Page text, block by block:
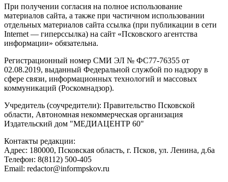
При получении согласия на полное использование
материалов сайта, а также при частичном использовании
отдельных материалов сайта ссылка (при публикации в сети
Internet — гиперссылка) на сайт «Псковского агентства
информации» обязательна.
Регистрационный номер СМИ ЭЛ № ФС77-76355 от
02.08.2019, выданный Федеральной службой по надзору в
сфере связи, информационных технологий и массовых
коммуникаций (Роскомнадзор).
Учредитель (соучредители): Правительство Псковской
области, Автономная некоммерческая организация
Издательский дом "МЕДИАЦЕНТР 60"
Контакты редакции:
Адреc: 180000, Псковская область, г. Псков, ул. Ленина, д.6а
Телефон: 8(8112) 500-405
Email: redactor@informpskov.ru